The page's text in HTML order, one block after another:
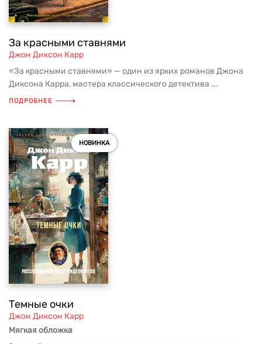
За красными ставнями
Джон Диксон Карр
«За красными ставнями» — один из ярких романов Джона
Диксона Карра, мастера классического детектива ...
ПОДРОБНЕЕ
НОВИНКА
Темные очки
Джон Диксон Карр
Мягкая обложка